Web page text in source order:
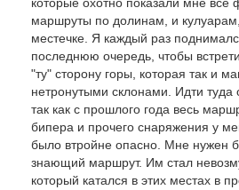
маршруты по долинам, и
местечке. Я каждый раз
последнюю очередь, чтобы
"ту" сторону горы, которая так и
нетронутыми склонами. Идти туда
так как с прошлого года весь
бипера и прочего снаряжения у
было втройне опасно. Мне нужен
знающий маршрут. Им стал
который катался в этих местах в